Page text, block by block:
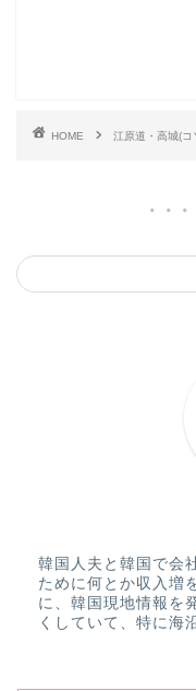
HOME 江原道・高城(コ
韓国人夫と韓国で会
ために何とか収入増
に、韓国現地情報を
くしていて、特に海